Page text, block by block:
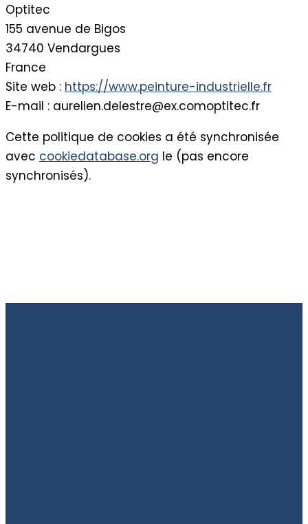
Optitec
155 avenue de Bigos
34740 Vendargues
France
Site web : https://www.peinture-industrielle.fr
E-mail : aurelien.delestre@ex.comoptitec.fr
Cette politique de cookies a été synchronisée
avec cookiedatabase.org le (pas encore
synchronisés).